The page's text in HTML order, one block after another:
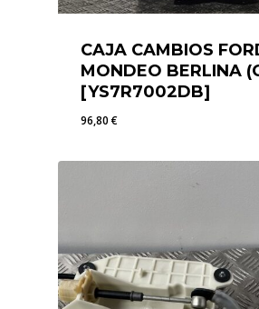
CAJA CAMBIOS
MONDEO BERLINA
[YS7R7002DB]
96,80€